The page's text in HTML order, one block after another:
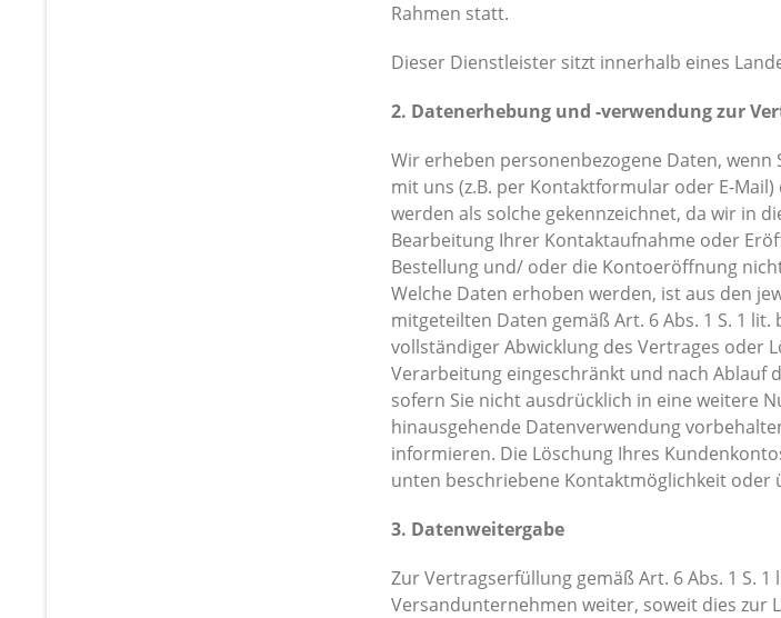
Rahmen statt.
Dieser Dienstleister sitzt innerhalb eines
2. Datenerhebung und -verwendung zur
Wir erheben personenbezogene Daten,
mit uns (z.B. per Kontaktformular oder E-
werden als solche gekennzeichnet, da wir in
Bearbeitung Ihrer Kontaktaufnahme oder
Bestellung und/ oder die Kontoeröffnung
Welche Daten erhoben werden, ist aus den
mitgeteilten Daten gemäß Art. 6 Abs. 1 S. 1
vollständiger Abwicklung des Vertrages oder
Verarbeitung eingeschränkt und nach Ablauf
sofern Sie nicht ausdrücklich in eine weitere
hinausgehende Datenverwendung
informieren. Die Löschung Ihres
unten beschriebene Kontaktmöglichkeit
3. Datenweitergabe
Zur Vertragserfüllung gemäß Art. 6 Abs. 1 S.
Versandunternehmen weiter, soweit dies zur